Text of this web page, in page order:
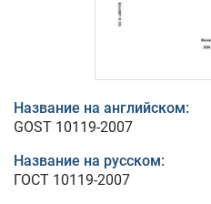
Название на английском:
GOST 10119-2007
Название на русском:
ГОСТ 10119-2007